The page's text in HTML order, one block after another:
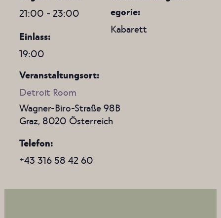
21:00 - 23:00
Einlass:
19:00
egorie:
Kabarett
Veranstaltungsort:
Detroit Room
Wagner-Biro-Straße 98B
Graz 8020 Österreich
Telefon
+43 316 58 42 60